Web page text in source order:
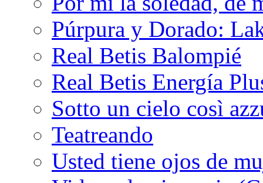
Púrpura y Dorado:
Real Betis Balompié
Real Betis Energía
Sotto un cielo così
Teatreando
Usted tiene ojos de